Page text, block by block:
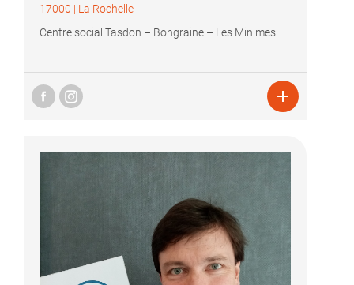
17000 | La Rochelle
Centre social Tasdon – Bongraine – Les Minimes
